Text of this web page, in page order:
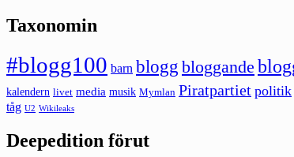
Taxonomin
#blogg100 barn blogg bloggande
kalendern livet media musik Mymlan Piratpartiet politik
tåg U2 Wikileaks
Deepedition förut